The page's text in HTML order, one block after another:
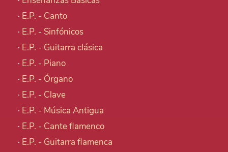
· E.P. - Canto
· E.P. - Sinfónicos
· E.P. - Guitarra clásica
· E.P. - Piano
· E.P. - Órgano
· E.P. - Clave
· E.P. - Música Antigua
· E.P. - Cante flamenco
· E.P. - Guitarra flamenca